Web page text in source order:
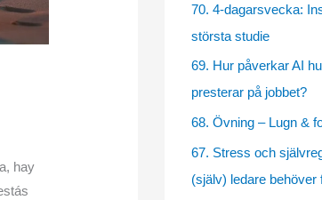
hay
e
s
70. 4-dagarsvecka:
största studie
69. Hur påverkar AI
presterar på jobbet?
68. Övning – Lugn &
67. Stress och
(själv) ledare behöver